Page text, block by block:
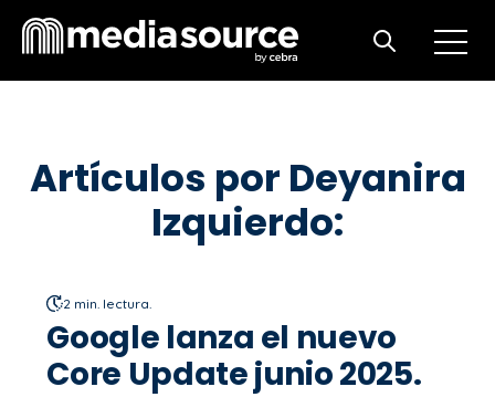
Open
Open search
Artículos por Deyanira
Izquierdo:
2 min. lectura.
Google lanza el nuevo
Core Update junio 2025.